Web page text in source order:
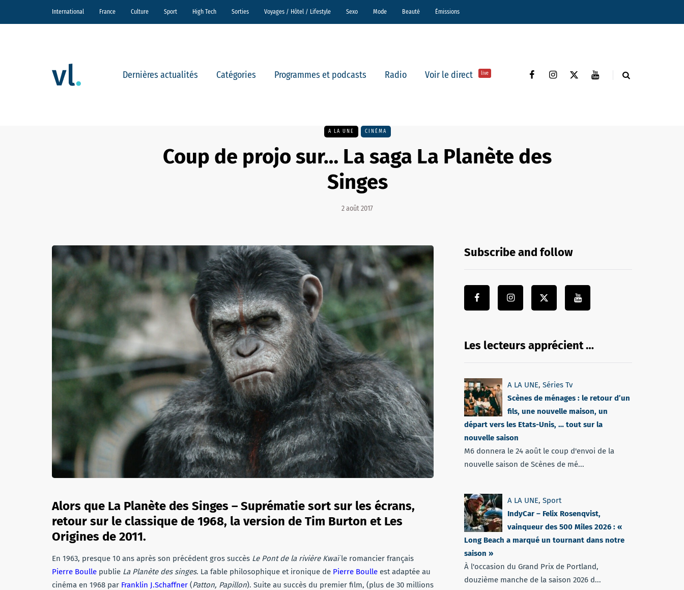
International France Culture Sport High Tech Sorties Voyages / Hôtel / Lifestyle Sexo Mode Beauté Émissions
Dernières actualités Catégories Programmes et podcasts Radio Voir le direct live
A LA UNE CINÉMA
Coup de projo sur… La saga La Planète des
Singes
2 août 2017
Alors que La Planète des Singes – Suprématie sort sur les écrans,
retour sur le classique de 1968, la version de Tim Burton et Les
Origines de 2011.
En 1963, presque 10 ans après son précédent gros succès Le Pont de la rivière Kwaïle romancier français
Pierre Boulle publie La Planète des singes. La fable philosophique et ironique de Pierre Boulle est adaptée au
cinéma en 1968 par Franklin J.Schaffner (Patton, Papillon). Suite au succès du premier film, (plus de 30 millions
Subscribe and follow
Les lecteurs apprécient …
A LA UNE, Séries Tv
Scènes de ménages : le retour d’un
fils, une nouvelle maison, un
départ vers les Etats-Unis, … tout sur la
nouvelle saison
M6 donnera le 24 août le coup d'envoi de la
nouvelle saison de Scènes de mé...
A LA UNE, Sport
IndyCar – Felix Rosenqvist,
vainqueur des 500 Miles 2026 : «
Long Beach a marqué un tournant dans notre
saison »
À l'occasion du Grand Prix de Portland,
douzième manche de la saison 2026 d...